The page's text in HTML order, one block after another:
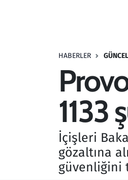
HABERLER GÜNCEL
1133
İçişleri
gözaltına
güvenliğini
Savunma Sanayi